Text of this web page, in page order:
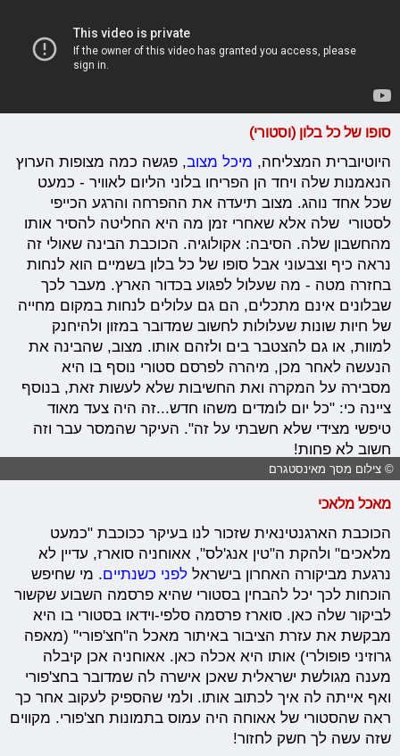
סופו של כל בלון (וסטורי)
היוטיוברית המצליחה, מיכל מצוב, פגשה כמה מצופות הערוץ
הנאמנות שלה ויחד הן הפריחו בלוני הליום לאוויר - כמעט
שכל אחד נוהג. מצוב תיעדה את ההפרחה והרגע הכייפי
לסטורי שלה אלא שאחרי זמן מה היא החליטה להסיר אותו
מהחשבון שלה. הסיבה: אקולוגיה. הכוכבת הבינה שאולי זה
נראה כיף וצבעוני אבל סופו של כל בלון בשמיים הוא לנחות
בחזרה מטה - מה שעלול לפגוע בכדור הארץ. מעבר לכך
שבלונים אינם מתכלים, הם גם עלולים לנחות במקום מחייה
של חיות שונות שעלולות לחשוב שמדובר במזון ולהיחנק
למוות, או גם להצטבר בים ולזהם אותו. מצוב, שהבינה את
הנעשה לאחר מכן, מיהרה לפרסם סטורי נוסף בו היא
מסבירה על המקרה ואת החשיבות שלא לעשות זאת, בנוסף
ציינה כי: "כל יום לומדים משהו חדש...זה היה צעד מאוד
טיפשי מצידי שלא חשבתי על זה". העיקר שהמסר עבר וזה
חשוב לא פחות!
© צילום מסך מאינסטגרם
מאכל מלאכי
הכוכבת הארגנטינאית שזכור לנו בעיקר ככוכבת "כמעט
מלאכים" ולהקת ה"טין אנג'לס", אאוחניה סוארז, עדיין לא
נרגעת מביקורה האחרון בישראללפני כשנתיים. מי שחיפש
הוכחות לכך יכל להבחין בסטורי שהיא פרסמה השבוע שקשור
לביקור שלה כאן. סוארז פרסמה סלפי-וידאו בסטורי בו היא
מבקשת את עזרת הציבור באיתור מאכל ה"חצ'פורי" (מאפה
גרוזיני פופולרי) אותו היא אכלה כאן. אאוחניה אכן קיבלה
מענה מגולשת ישראלית שאכן אישרה לה שמדובר בחצ'פורי
ואף אייתה לה איך לכתוב אותו. ולמי שהספיק לעקוב אחר כך
ראה שהסטורי של אאוחה היה עמוס בתמונות חצ'פורי. מקווים
שזה עשה לך חשק לחזור!